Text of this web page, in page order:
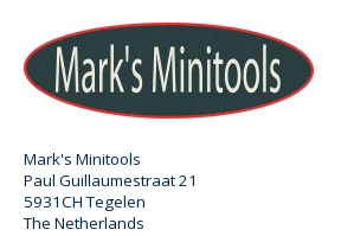
Mark's Minitools
Paul Guillaumestraat 21
5931CH Tegelen
The Netherlands